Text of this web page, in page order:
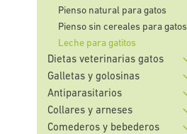
Pienso natural para gatos
Pienso sin cereales para gatos
Leche para gatitos
Dietas veterinarias gatos
Galletas y golosinas
Antiparasitarios
Collares y arneses
Comederos y bebederos